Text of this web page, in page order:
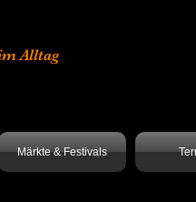
Alltag
Märkte & Festivals